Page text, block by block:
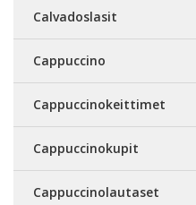
Calvadoslasit
Cappuccino
Cappuccinokeittimet
Cappuccinokupit
Cappuccinolautaset